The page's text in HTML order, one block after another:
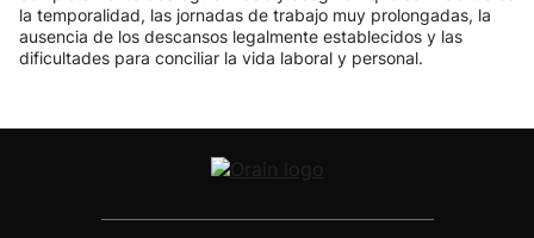
la temporalidad, las jornadas de trabajo muy prolongadas, la
ausencia de los descansos legalmente establecidos y las
dificultades para conciliar la vida laboral y personal.